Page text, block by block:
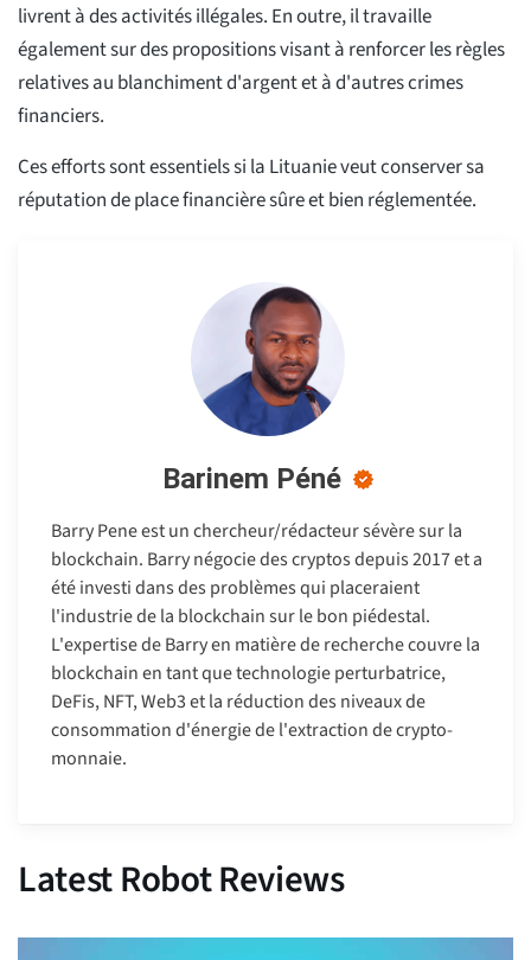
livrent à des activités illégales. En outre, il travaille
également sur des propositions visant à renforcer les règles
relatives au blanchiment d'argent et à d'autres crimes
financiers.
Ces efforts sont essentiels si la Lituanie veut conserver sa
réputation de place financière sûre et bien réglementée.
Barinem Péné
Barry Pene est un chercheur/rédacteur sévère sur la
blockchain. Barry négocie des cryptos depuis 2017 et a
été investi dans des problèmes qui placeraient
l'industrie de la blockchain sur le bon piédestal.
L'expertise de Barry en matière de recherche couvre la
blockchain en tant que technologie perturbatrice,
DeFis, NFT, Web3 et la réduction des niveaux de
consommation d'énergie de l'extraction de crypto-
monnaie.
Latest Robot Reviews